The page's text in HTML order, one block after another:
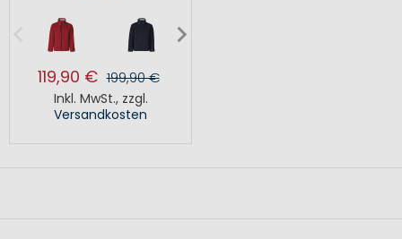
119,90 € 199,90 €
Inkl. MwSt., zzgl.
Versandkosten